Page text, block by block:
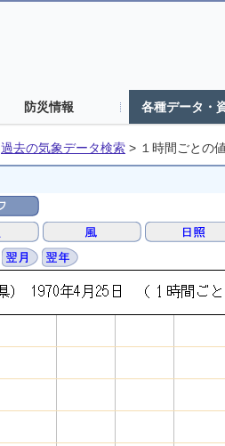
防災情報 各種データ・
過去の気象データ検索 > １時間ごとの